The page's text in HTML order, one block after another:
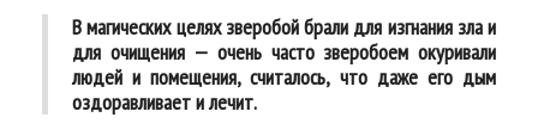
В магических целях зверобой брали для изгнания зла и
для очищения — очень часто зверобоем окуривали
людей и помещения, считалось, что даже его дым
оздоравливает и лечит.